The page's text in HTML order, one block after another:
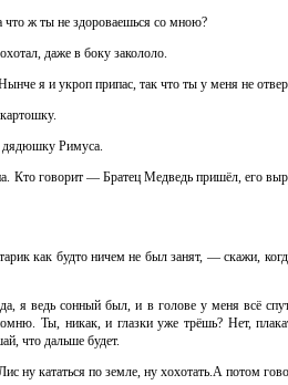
ж ты не здороваешься со мною?
даже в боку закололо.
я и укроп припас, так что ты у меня не
дядюшку Римуса.
Кто говорит — Братец Медведь пришёл, его
как будто ничем не был занят, — скажи,
я ведь сонный был, и в голове у меня всё
Ты, никак, и глазки уже трёшь? Нет,
что дальше будет.
ну кататься по земле, ну хохотать.А потом